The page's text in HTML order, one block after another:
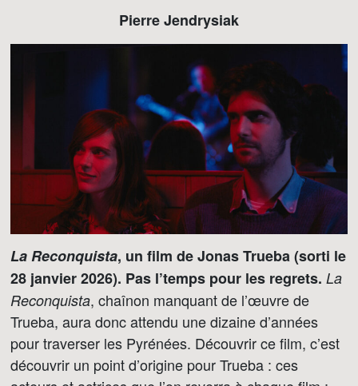
Pierre Jendrysiak
La Reconquista, un film de Jonas Trueba (sorti le
28 janvier 2026). Pas l’temps pour les regrets. La
Reconquista, chaînon manquant de l’œuvre de
Trueba, aura donc attendu une dizaine d’années
pour traverser les Pyrénées. Découvrir ce film, c’est
découvrir un point d’origine pour Trueba : ces